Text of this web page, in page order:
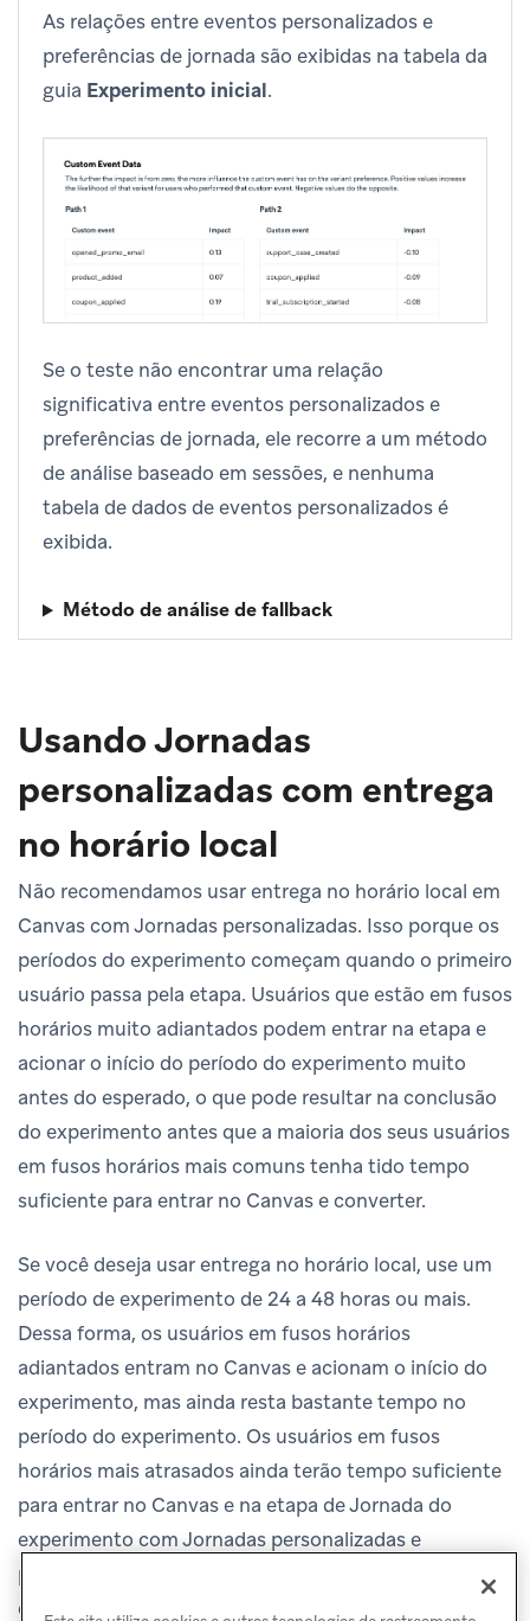
As relações entre eventos personalizados e
preferências de jornada são exibidas na tabela da
guia Experimento inicial.
Se o teste não encontrar uma relação
significativa entre eventos personalizados e
preferências de jornada, ele recorre a um método
de análise baseado em sessões, e nenhuma
tabela de dados de eventos personalizados é
exibida.
Método de análise de fallback
Usando Jornadas
personalizadas com entrega
no horário local
Não recomendamos usar entrega no horário local em
Canvas com Jornadas personalizadas. Isso porque os
períodos do experimento começam quando o primeiro
usuário passa pela etapa. Usuários que estão em fusos
horários muito adiantados podem entrar na etapa e
acionar o início do período do experimento muito
antes do esperado, o que pode resultar na conclusão
do experimento antes que a maioria dos seus usuários
em fusos horários mais comuns tenha tido tempo
suficiente para entrar no Canvas e converter.
Se você deseja usar entrega no horário local, use um
período de experimento de 24 a 48 horas ou mais.
Dessa forma, os usuários em fusos horários
adiantados entram no Canvas e acionam o início do
experimento, mas ainda resta bastante tempo no
período do experimento. Os usuários em fusos
horários mais atrasados ainda terão tempo suficiente
para entrar no Canvas e na etapa de Jornada do
experimento com Jornadas personalizadas e
possivelmente converter antes que o período do
experimento expire.